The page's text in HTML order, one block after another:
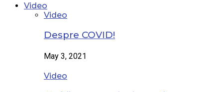
Video
Video
Despre COVID!
May 3, 2021
Video